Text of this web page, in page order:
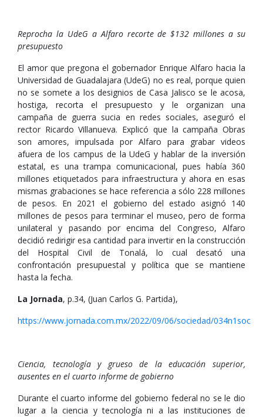
Reprocha la UdeG a Alfaro recorte de $132 millones a su
presupuesto
El amor que pregona el gobernador Enrique Alfaro hacia la
Universidad de Guadalajara (UdeG) no es real, porque quien
no se somete a los designios de Casa Jalisco se le acosa,
hostiga, recorta el presupuesto y le organizan una
campaña de guerra sucia en redes sociales, aseguró el
rector Ricardo Villanueva. Explicó que la campaña Obras
son amores, impulsada por Alfaro para grabar videos
afuera de los campus de la UdeG y hablar de la inversión
estatal, es una trampa comunicacional, pues había 360
millones etiquetados para infraestructura y ahora en esas
mismas grabaciones se hace referencia a sólo 228 millones
de pesos. En 2021 el gobierno del estado asignó 140
millones de pesos para terminar el museo, pero de forma
unilateral y pasando por encima del Congreso, Alfaro
decidió redirigir esa cantidad para invertir en la construcción
del Hospital Civil de Tonalá, lo cual desató una
confrontación presupuestal y política que se mantiene
hasta la fecha.
La Jornada, p.34, (Juan Carlos G. Partida),
https://www.jornada.com.mx/2022/09/06/sociedad/034n1soc
Ciencia, tecnología y grueso de la educación superior,
ausentes en el cuarto informe de gobierno
Durante el cuarto informe del gobierno federal no se le dio
lugar a la ciencia y tecnología ni a las instituciones de